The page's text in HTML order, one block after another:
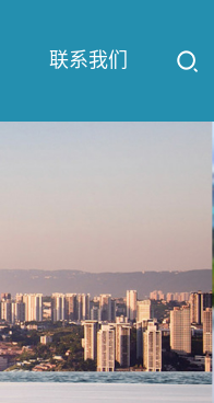
联系我们